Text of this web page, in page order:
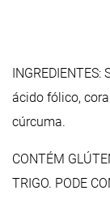
ácido fólico,
cúrcuma.
CONTÉM
TRIGO. PODE